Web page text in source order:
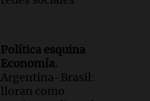
Política esquina
Economía.
Argentina-Brasil:
lloran como